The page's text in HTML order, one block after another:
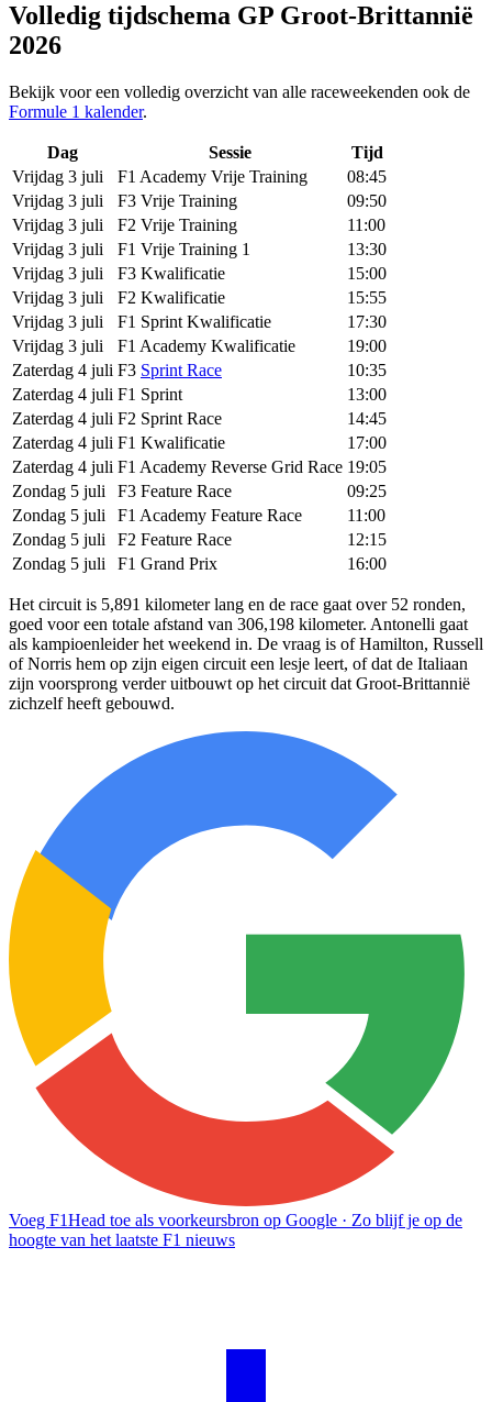
Volledig tijdschema GP Groot-Brittannië
2026
Bekijk voor een volledig overzicht van alle raceweekenden ook de
Formule 1 kalender.
Dag Sessie
Tijd
Vrijdag 3 juli
F1 Academy Vrije Training
08:45
Vrijdag 3 juli
F3 Vrije Training
09:50
Vrijdag 3 juli
F2 Vrije Training
11:00
Vrijdag 3 juli
F1 Vrije Training 1
13:30
Vrijdag 3 juli
F3 Kwalificatie
15:00
Vrijdag 3 juli
F2 Kwalificatie
15:55
Vrijdag 3 juli
F1 Sprint Kwalificatie
17:30
Vrijdag 3 juli
F1 Academy Kwalificatie
19:00
Zaterdag 4 juli F3 Sprint Race
10:35
Zaterdag 4 juli F1 Sprint
13:00
Zaterdag 4 juli F2 Sprint Race
14:45
Zaterdag 4 juli F1 Kwalificatie
17:00
Zaterdag 4 juli F1 Academy Reverse Grid Race 19:05
Zondag 5 juli
F3 Feature Race
09:25
Zondag 5 juli
F1 Academy Feature Race
11:00
Zondag 5 juli
F2 Feature Race
12:15
Zondag 5 juli
F1 Grand Prix 16:00
Het circuit is 5,891 kilometer lang en de race gaat over 52 ronden,
goed voor een totale afstand van 306,198 kilometer. Antonelli gaat
als kampioenleider het weekend in. De vraag is of Hamilton, Russell
of Norris hem op zijn eigen circuit een lesje leert, of dat de Italiaan
zijn voorsprong verder uitbouwt op het circuit dat Groot-Brittannië
zichzelf heeft gebouwd.
Voeg F1Head toe als voorkeursbron op Google · Zo blijf je op de
hoogte van het laatste F1 nieuws